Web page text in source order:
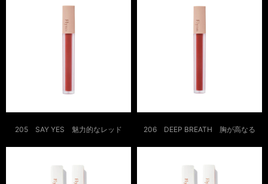
205 SAY YES 魅力的なレッド 206 DEEP BREATH 胸が高なる